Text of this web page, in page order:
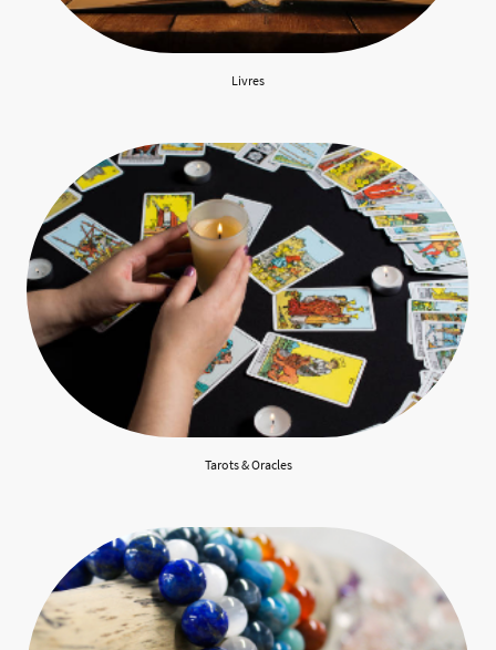
Livres
Tarots & Oracles